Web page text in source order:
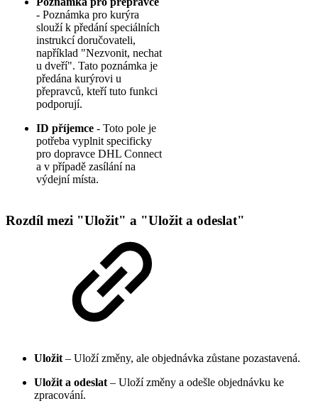
- Poznámka pro kurýra
slouží k předání speciálních
instrukcí doručovateli,
například "Nezvonit, nechat
u dveří". Tato poznámka je
předána kurýrovi u
přepravců, kteří tuto funkci
podporují.
ID příjemce - Toto pole je
potřeba vyplnit specificky
pro dopravce DHL Connect
a v případě zasílání na
výdejní místa.
Rozdíl mezi "Uložit" a "Uložit a odeslat"
Uložit – Uloží změny, ale objednávka zůstane pozastavená.
Uložit a odeslat – Uloží změny a odešle objednávku ke
zpracování.